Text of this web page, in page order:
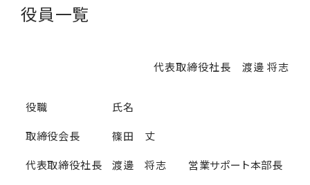
役員一覧
代表取締役社長 渡邊 将志
役職
氏名
取締役会長
篠田 丈
代表取締役社長
渡邊 将志
営業サポート本部長